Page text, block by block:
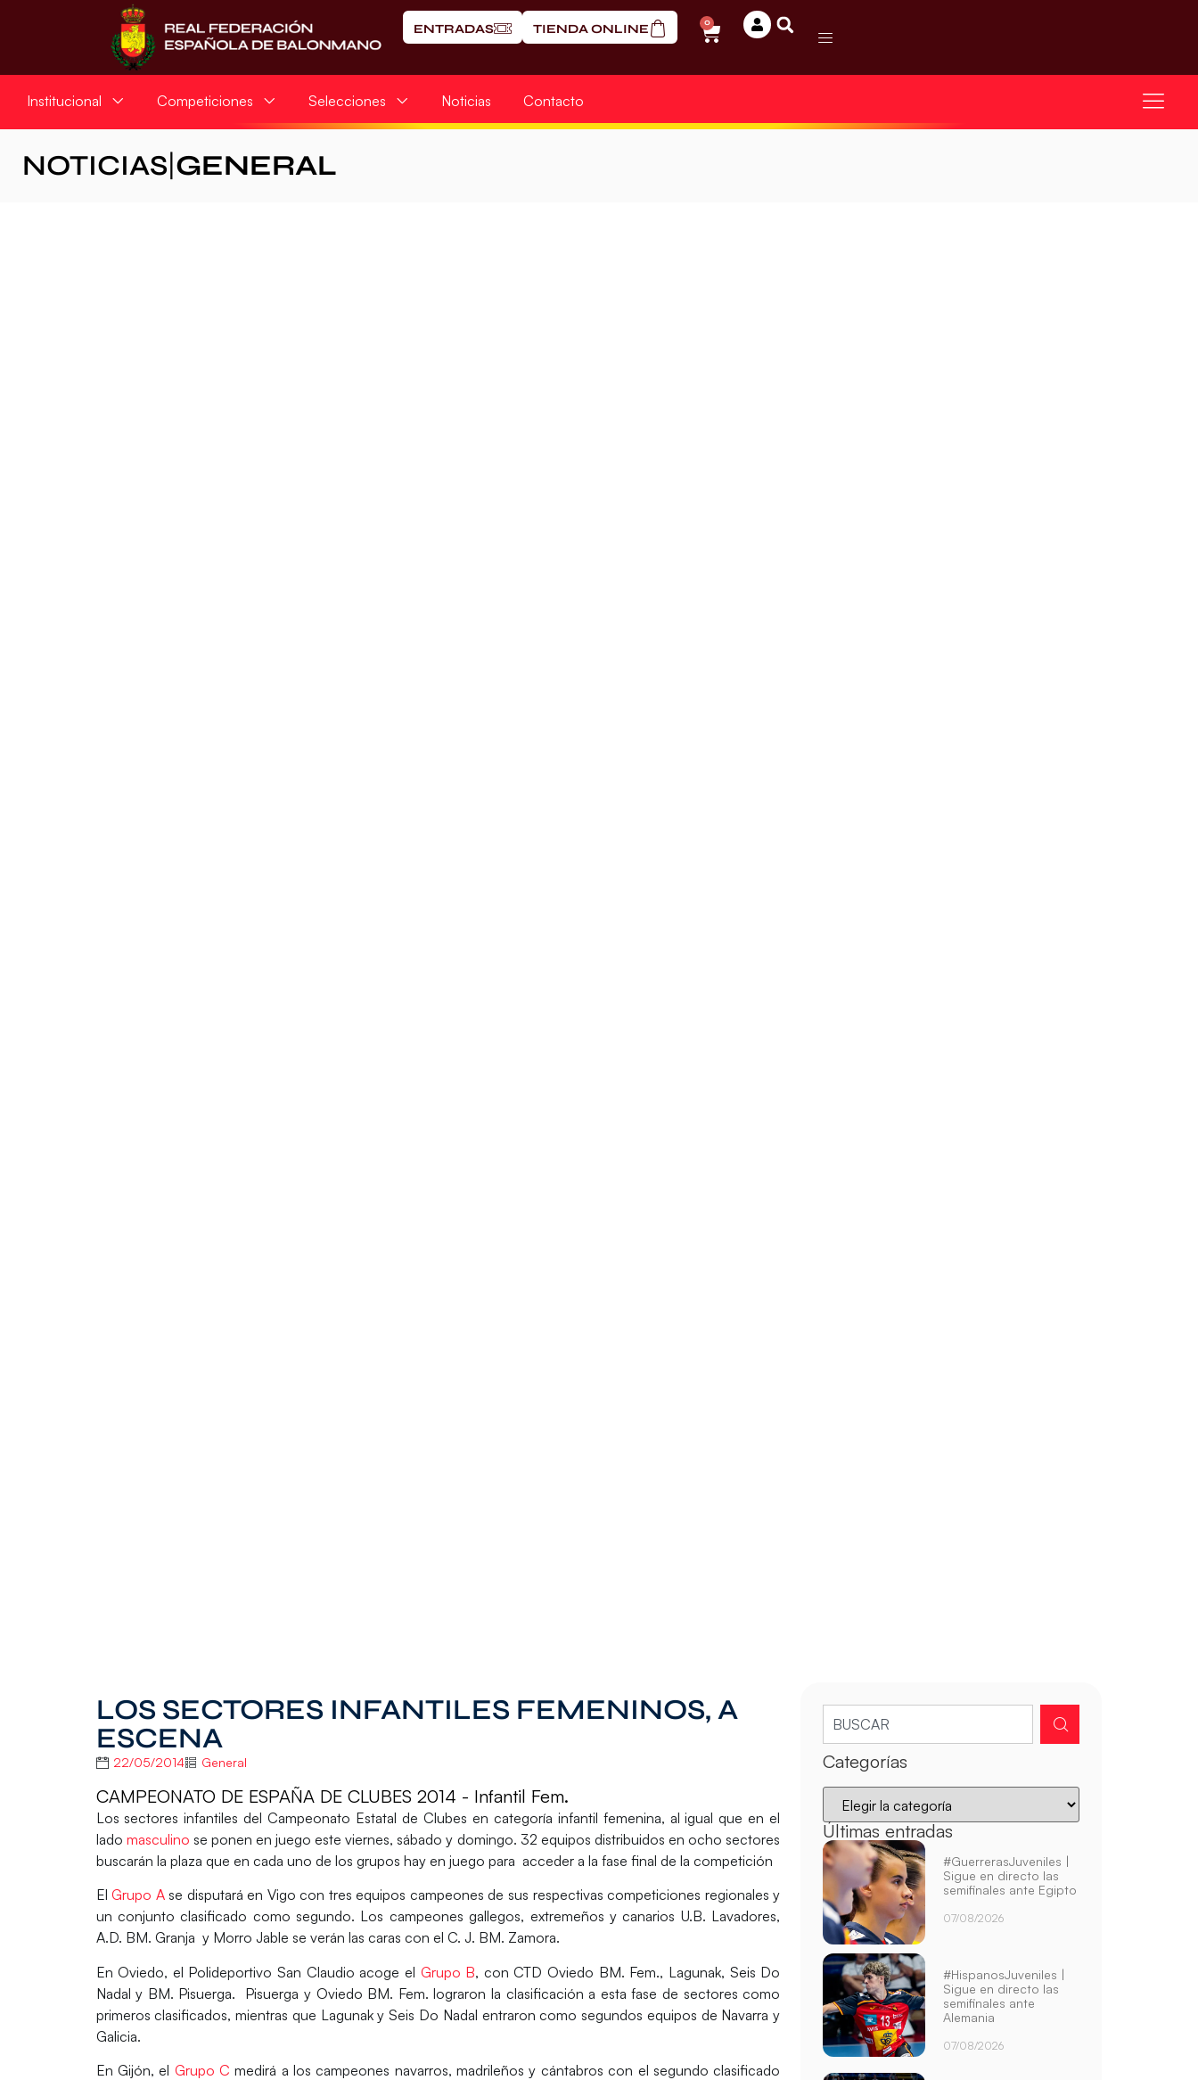
ENTRADAS TIENDA ONLINE 0
Institucional Competiciones Selecciones Noticias Contacto
NOTICIAS GENERAL
LOS SECTORES INFANTILES FEMENINOS, A
ESCENA
22/05/2014 General
CAMPEONATO DE ESPAÑA DE CLUBES 2014 - Infantil Fem.
Los sectores infantiles delCampeonato Estatal de Clubes en categoría infantil femenina, al igual que en el
lado masculino se ponen en juego este viernes, sábado y domingo. 32 equipos distribuidos en ocho sectores
buscarán la plaza que en cada uno de los grupos hay en juego para acceder a la fase final de la competición
ElGrupo Ase disputará en Vigo con tres equipos campeones de sus respectivas competiciones regionales y
un conjunto clasificado como segundo. Los campeones gallegos, extremeños y canarios U.B. Lavadores,
A.D. BM. Granja y Morro Jable se verán las caras con el C. J. BM. Zamora.
En Oviedo, el Polideportivo San Claudio acoge el Grupo B, conCTD Oviedo BM. Fem., Lagunak, Seis Do
Nadal y BM. Pisuerga. Pisuerga y Oviedo BM. Fem. lograron la clasificación a esta fase de sectores como
primeros clasificados, mientras que Lagunak y Seis Do Nadal entraron como segundos equipos de Navarra y
Galicia.
En Gijón, el Grupo C medirá a los campeones navarros, madrileños y cántabros con el segundo clasificado
Categorías
Últimas entradas
#GuerrerasJuveniles |
Sigue en directo las
semifinales ante Egipto
07/08/2026
#HispanosJuveniles |
Sigue en directo las
semifinales ante
Alemania
07/08/2026